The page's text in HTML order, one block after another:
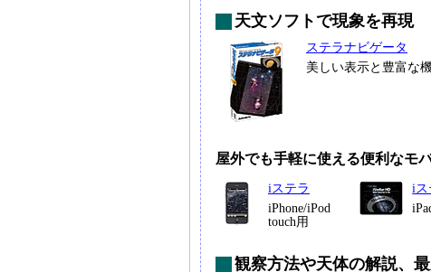
天文ソフトで現象を再現
ステラナビゲータ
美しい表示と豊富な
屋外でも手軽に使える便利なモ
iステラ
iPhone/iPod
touch用
iス
観察方法や天体の解説、